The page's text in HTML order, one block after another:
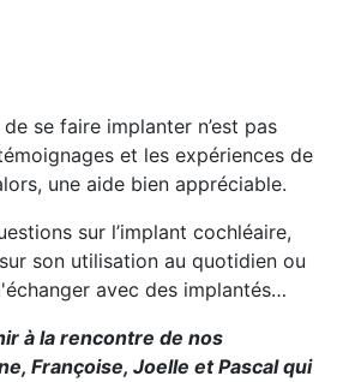
se faire implanter n’est pas
et les expériences de
une aide bien appréciable.
sur l’implant cochléaire,
son utilisation au quotidien ou
avec des implantés…
à la rencontre de nos
Françoise, Joelle et Pascal qui